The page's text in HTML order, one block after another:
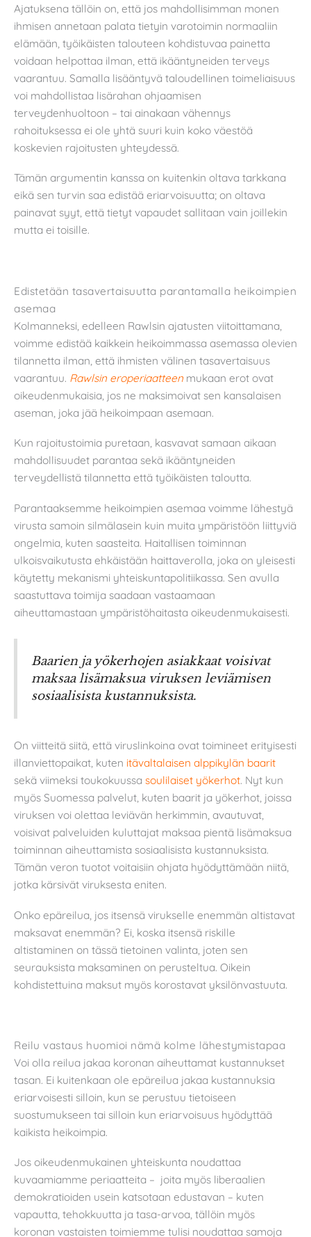
Ajatuksena tällöin on, että jos mahdollisimman monen
ihmisen annetaan palata tietyin varotoimin normaaliin
elämään, työikäisten talouteen kohdistuvaa painetta
voidaan helpottaa ilman, että ikääntyneiden terveys
vaarantuu. Samalla lisääntyvä taloudellinen toimeliaisuus
voi mahdollistaa lisärahan ohjaamisen
terveydenhuoltoon – tai ainakaan vähennys
rahoituksessa ei ole yhtä suuri kuin koko väestöä
koskevien rajoitusten yhteydessä.
Tämän argumentin kanssa on kuitenkin oltava tarkkana
eikä sen turvin saa edistää eriarvoisuutta; on oltava
painavat syyt, että tietyt vapaudet sallitaan vain joillekin
mutta ei toisille.
Edistetään tasavertaisuutta parantamalla heikoimpien
asemaa
Kolmanneksi, edelleen Rawlsin ajatusten viitoittamana,
voimme edistää kaikkein heikoimmassa asemassa olevien
tilannetta ilman, että ihmisten välinen tasavertaisuus
vaarantuu. Rawlsin eroperiaatteenmukaan erot ovat
oikeudenmukaisia, jos ne maksimoivat sen kansalaisen
aseman, joka jää heikoimpaan asemaan.
Kun rajoitustoimia puretaan, kasvavat samaan aikaan
mahdollisuudet parantaa sekä ikääntyneiden
terveydellistä tilannetta että työikäisten taloutta.
Parantaaksemme heikoimpien asemaa voimme lähestyä
virusta samoin silmälasein kuin muita ympäristöön liittyviä
ongelmia, kuten saasteita. Haitallisen toiminnan
ulkoisvaikutusta ehkäistään haittaverolla, joka on yleisesti
käytetty mekanismi yhteiskuntapolitiikassa. Sen avulla
saastuttava toimija saadaan vastaamaan
aiheuttamastaan ympäristöhaitasta oikeudenmukaisesti.
Baarien ja yökerhojen asiakkaat voisivat
maksaa lisämaksua viruksen leviämisen
sosiaalisista kustannuksista.
On viitteitä siitä, että viruslinkoina ovat toimineet erityisesti
illanviettopaikat, kuten itävaltalaisen alppikylän baarit
sekä viimeksi toukokuussa soulilaiset yökerhot. Nyt kun
myös Suomessa palvelut, kuten baarit ja yökerhot, joissa
viruksen voi olettaa leviävän herkimmin, avautuvat,
voisivat palveluiden kuluttajat maksaa pientä lisämaksua
toiminnan aiheuttamista sosiaalisista kustannuksista.
Tämän veron tuotot voitaisiin ohjata hyödyttämään niitä,
jotka kärsivät viruksesta eniten.
Onko epäreilua, jos itsensä virukselle enemmän altistavat
maksavat enemmän? Ei, koska itsensä riskille
altistaminen on tässä tietoinen valinta, joten sen
seurauksista maksaminen on perusteltua. Oikein
kohdistettuina maksut myös korostavat yksilönvastuuta.
Reilu vastaus huomioi nämä kolme lähestymistapaa
Voi olla reilua jakaa koronan aiheuttamat kustannukset
tasan. Ei kuitenkaan ole epäreilua jakaa kustannuksia
eriarvoisesti silloin, kun se perustuu tietoiseen
suostumukseen tai silloin kun eriarvoisuus hyödyttää
kaikista heikoimpia.
Jos oikeudenmukainen yhteiskunta noudattaa
kuvaamiamme periaatteita – joita myös liberaalien
demokratioiden usein katsotaan edustavan – kuten
vapautta, tehokkuutta ja tasa-arvoa, tällöin myös
koronan vastaisten toimiemme tulisi noudattaa samoja